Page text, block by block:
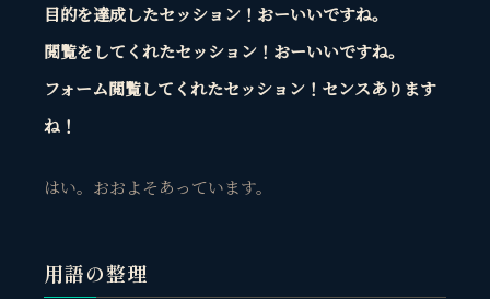
目的を達成したセッション！おーいいですね。
閲覧をしてくれたセッション！おーいいですね。
フォーム閲覧してくれたセッション！センスあります
ね！
はい。おおよそあっています。
用語の整理